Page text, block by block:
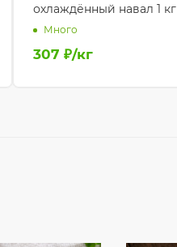
охлаждённый навал 1 кг
Много
307 ₽/кг